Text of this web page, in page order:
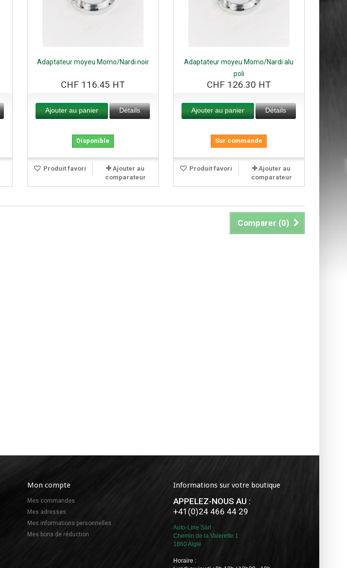
Adaptateur moyeu Momo/Nardi noir
CHF 116.45 HT
Ajouter au panier Détails
Disponible
Produit favori
Ajouter au
comparateur
Adaptateur moyeu Momo/Nardi alu
poli
CHF 126.30 HT
Ajouter au panier Détails
Sur commande
Produit favori
Ajouter au
comparateur
Comparer (0)
Mon compte
Mes commandes
Mes adresses
Mes informations personnelles
Mes bons de réduction
Informations sur votre boutique
APPELEZ-NOUS AU :
+41(0)24 466 44 29
Auto-Line Sàrl
Chemin de la Valerette 1
1860 Aigle
Horaire :